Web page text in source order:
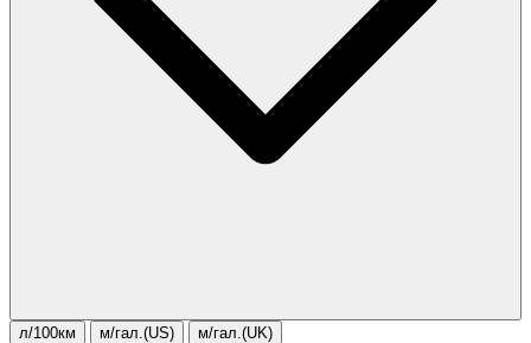
л/100км м/гал.(US) м/гал.(UK)